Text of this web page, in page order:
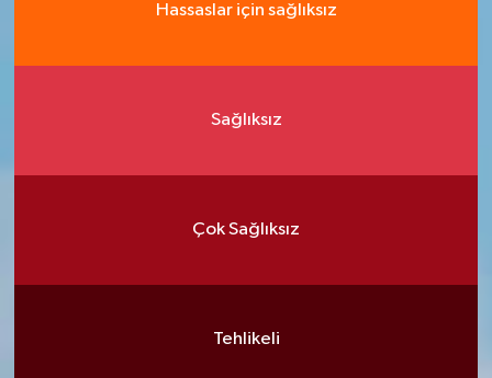
Hassaslar için sağlıksız
Sağlıksız
Çok Sağlıksız
Tehlikeli